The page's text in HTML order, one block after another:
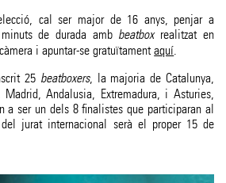
cal ser major de 16 anys, penjar a
de durada amb beatboxrealitzat en
i apuntar-se gratuïtamentaquí.
25 beatboxers, la majoria de Catalunya,
Andalusia, Extremadura, i Asturies,
a ser un dels 8 finalistes que participaran al
jurat internacional serà el proper 15 de